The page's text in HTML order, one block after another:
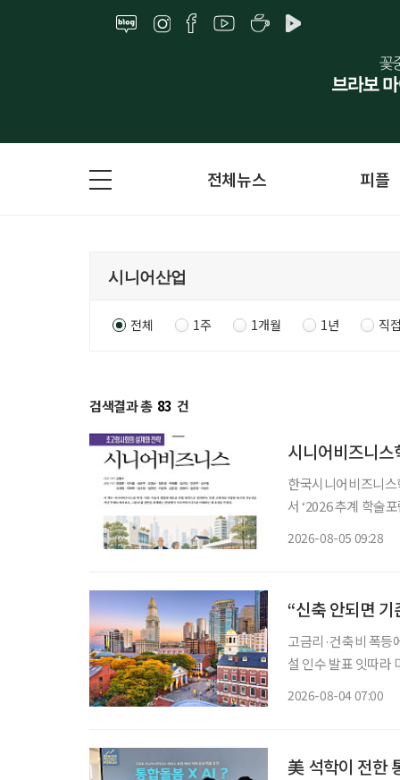
전체뉴스 피플
전체 1주 1개월 1년 직
검색결과 총 83 건
시니어비즈니
한국시니어비즈니
서 ‘2026 추계 학술
2026-08-05 09:28
“신축 안되면
고금리·건축비 폭등에 신규 개발 ‘스톱’ 입주율
설 인수 발표 잇따라 미국 고령자 주거시설 시장에 지각변동이 나타나고 있다. 고령화로 입주
2026-08-04 07:00
美 석학이 전한